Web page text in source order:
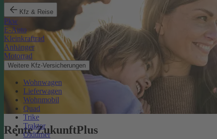
Kfz & Reise
Pkw
E-Auto
Kleinkraftrad
Anhänger
Motorrad
Weitere Kfz-Versicherungen
Wohnwagen
Lieferwagen
Wohnmobil
Quad
Trike
Traktor
Oldtimer
Rente ZukunftPlus